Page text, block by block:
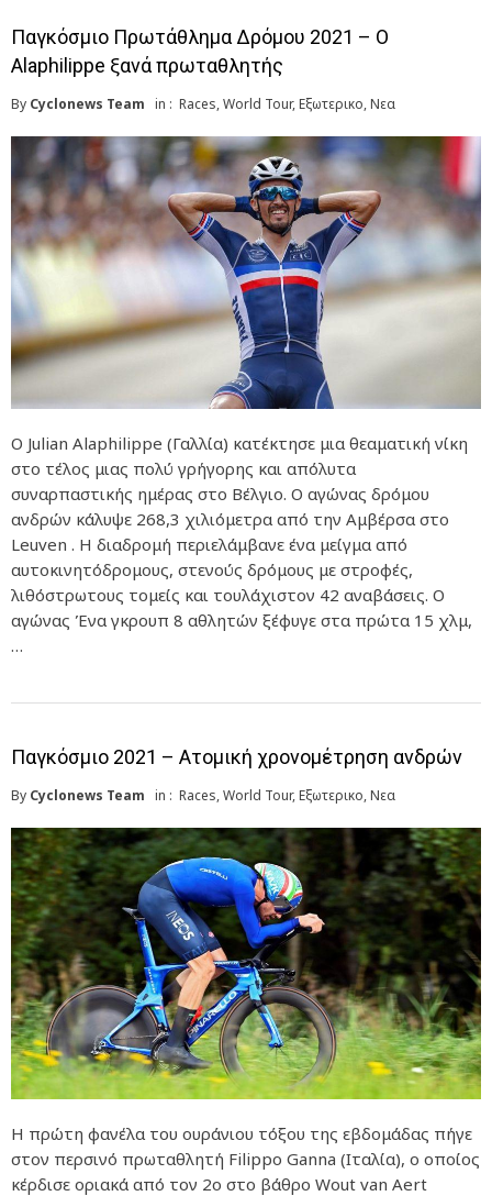
Παγκόσμιο Πρωτάθλημα Δρόμου 2021 – Ο
Alaphilippe ξανά πρωταθλητής
By Cyclonews Team in : Races,World Tour,Εξωτερικο,Νεα
Ο Julian Alaphilippe (Γαλλία) κατέκτησε μια θεαματική νίκη
στο τέλος μιας πολύ γρήγορης και απόλυτα
συναρπαστικής ημέρας στο Βέλγιο. Ο αγώνας δρόμου
ανδρών κάλυψε 268,3 χιλιόμετρα από την Αμβέρσα στο
Leuven . Η διαδρομή περιελάμβανε ένα μείγμα από
αυτοκινητόδρομους, στενούς δρόμους με στροφές,
λιθόστρωτους τομείς και τουλάχιστον 42 αναβάσεις. Ο
αγώνας Ένα γκρουπ 8 αθλητών ξέφυγε στα πρώτα 15 χλμ,
…
Παγκόσμιο 2021 – Ατομική χρονομέτρηση ανδρών
By Cyclonews Team in : Races,World Tour,Εξωτερικο,Νεα
Η πρώτη φανέλα του ουράνιου τόξου της εβδομάδας πήγε
στον περσινό πρωταθλητή Filippo Ganna (Ιταλία), ο οποίος
κέρδισε οριακά από τον 2ο στο βάθρο Wout van Aert